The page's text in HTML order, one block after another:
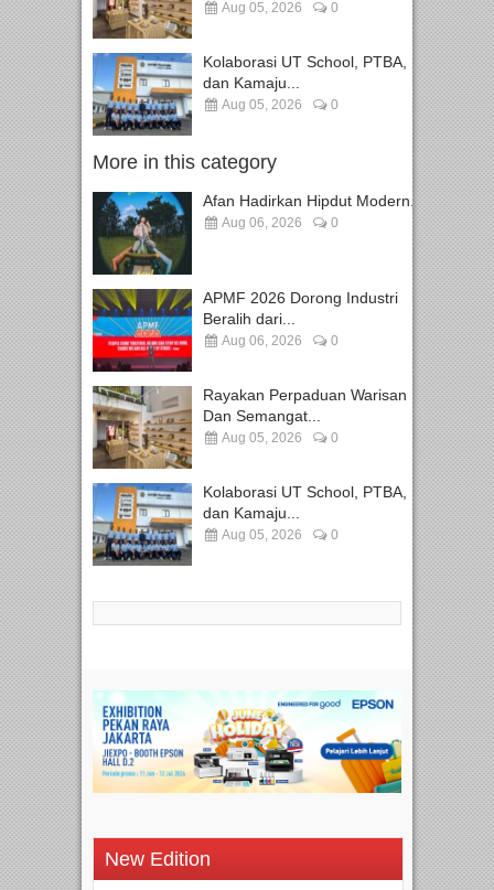
Aug 05, 2026 0
Kolaborasi UT School, PTBA,
dan Kamaju...
Aug 05, 2026 0
More in this category
Afan Hadirkan Hipdut Modern...
Aug 06, 2026 0
APMF 2026 Dorong Industri
Beralih dari...
Aug 06, 2026 0
Rayakan Perpaduan Warisan
Dan Semangat...
Aug 05, 2026 0
Kolaborasi UT School, PTBA,
dan Kamaju...
Aug 05, 2026 0
New Edition